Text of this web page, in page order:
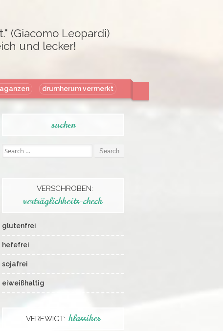
(Giacomo Leopardi)
und lecker!
drumherum vermerkt
suchen
Search
for:
VERSCHROBEN:
verträglichkeits-check
glutenfrei
hefefrei
sojafrei
eiweißhaltig
VEREWIGT: klassiker